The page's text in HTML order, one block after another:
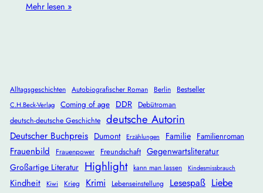
Mehr lesen »
Alltagsgeschichten Autobiografischer Roman Berlin Bestseller
C.H.Beck-Verlag Coming of age DDR
Debütroman
deutsch-deutsche Geschichte deutsche Autorin
Deutscher Buchpreis Dumont Erzählungen Familie Familienroman
Frauenbild Frauenpower Freundschaft Gegenwartsliteratur
Großartige Literatur Highlight kann man lassen Kindesmissbrauch
Kindheit Kiwi Krieg Krimi Lebenseinstellung Lesespaß Liebe